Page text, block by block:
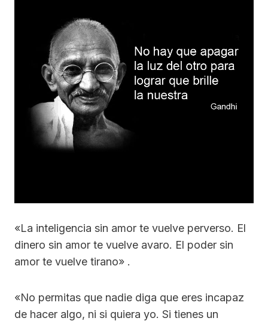
«La inteligencia sin amor te vuelve perverso. El
dinero sin amor te vuelve avaro. El poder sin
amor te vuelve tirano» .
«No permitas que nadie diga que eres incapaz
de hacer algo, ni si quiera yo. Si tienes un